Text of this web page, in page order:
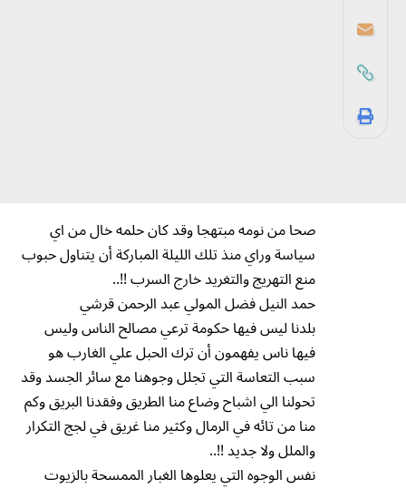
صحا من نومه مبتهجا وقد كان حلمه خال من اي
سياسة وراي منذ تلك الليلة المباركة أن يتناول حبوب
منع التهريج والتغريد خارج السرب !!..
حمد النيل فضل المولي عبد الرحمن قرشي
بلدنا ليس فيها حكومة ترعي مصالح الناس وليس
فيها ناس يفهمون أن ترك الحبل علي الغارب هو
سبب التعاسة التي تجلل وجوهنا مع سائر الجسد وقد
تحولنا الي اشباح وضاع منا الطريق وفقدنا البريق وكم
منا من تائه في الرمال وكثير منا غريق في لجج التكرار
والملل ولا جديد !!..
نفس الوجوه التي يعلوها الغبار الممسحة بالزيوت